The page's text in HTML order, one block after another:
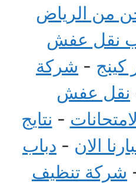
من الرياض
نقل عفش
كينج - شركة
نقل عفش
- نتايج
الان - دباب
شركة تنظيف